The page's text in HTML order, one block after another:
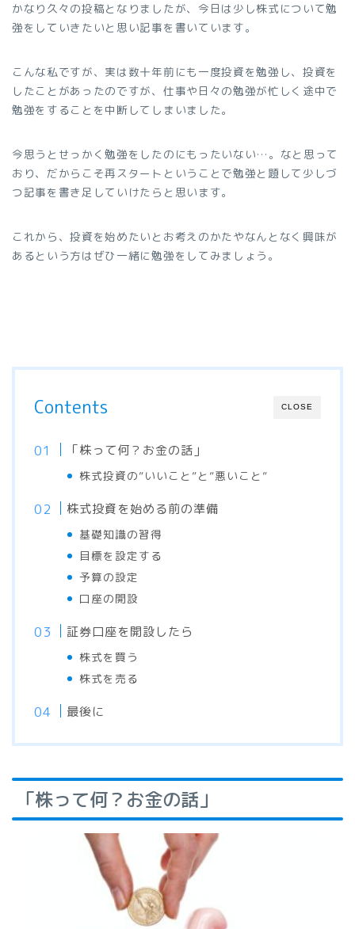
かなり久々の投稿となりましたが、今日は少し株式について勉
強をしていきたいと思い記事を書いています。
こんな私ですが、実は数十年前にも一度投資を勉強し、投資を
したことがあったのですが、仕事や日々の勉強が忙しく途中で
勉強をすることを中断してしまいました。
今思うとせっかく勉強をしたのにもったいない…。なと思って
おり、だからこそ再スタートということで勉強と題して少しづ
つ記事を書き足していけたらと思います。
これから、投資を始めたいとお考えのかたやなんとなく興味が
あるという方はぜひ一緒に勉強をしてみましょう。
CLOSE
Contents
「株って何？お金の話」
株式投資の”いいこと”と”悪いこと”
株式投資を始める前の準備
基礎知識の習得
目標を設定する
予算の設定
口座の開設
証券口座を開設したら
株式を買う
株式を売る
最後に
「株って何？お金の話」